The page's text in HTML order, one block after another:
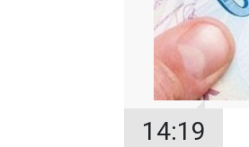
14:19